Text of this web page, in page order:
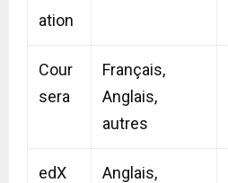
ation
Cour
sera
Français,
Anglais,
autres
edX
Anglais,